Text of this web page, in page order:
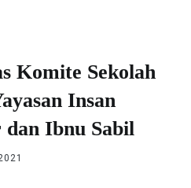
Komite Sekolah
Insan
Ibnu Sabil